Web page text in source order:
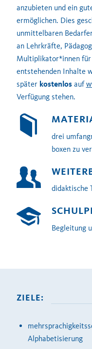
anzubieten und ein
ermöglichen. Dies
unmittelbaren
an Lehrkräfte, Pädagog
Multiplikator*innen
entstehenden Inhalte
später kostenlos auf
Verfügung stehen.
drei
boxenzu
didaktische
Begleitung
ZIELE:
Alphabetisierung